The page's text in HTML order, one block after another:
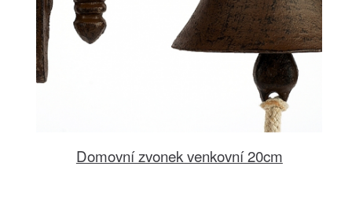
Domovní zvonek venkovní 20cm